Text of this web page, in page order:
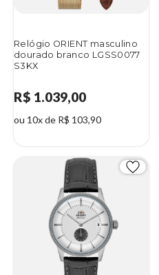
Relógio ORIENT masculino
dourado branco LGSS0077
S3KX
R$ 1.039,00
ou 10x de R$ 103,90